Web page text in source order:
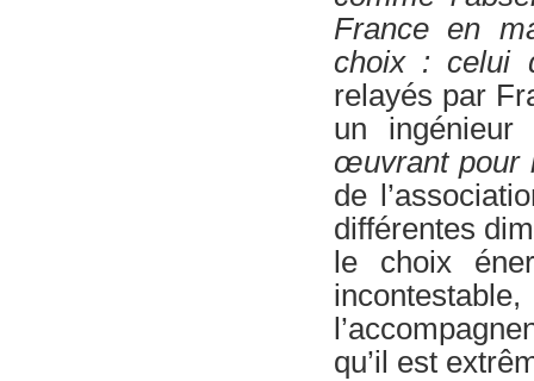
France en
choix : celui
relayés par
un
œuvrant pour
de
différentes
le choix
qu’il est